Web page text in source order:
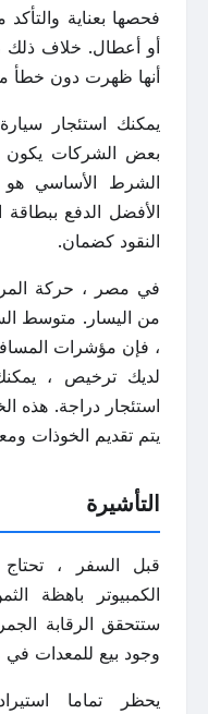
فحصها بعناية
أو أعطال. خلاف ذلك
أنها ظهرت دون خطأ
الشرط الأساسي هو
الأفضل الدفع
النقود كضمان.
في مصر ، حركة
، فإن مؤشرات
لديك ترخيص ،
استئجار دراجة. هذه
يتم تقديم الخوذات
التأشيرة
قبل السفر ، تحتاج
الكمبيوتر باهظة
ستتحقق الرقابة
وجود بيع للمعدات
يحظر تماما